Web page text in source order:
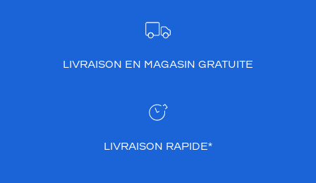
LIVRAISON EN MAGASIN GRATUITE
LIVRAISON RAPIDE*